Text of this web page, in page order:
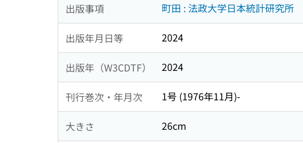
出版事項 町田 : 法政大学日本統計研究所
出版年月日等 2024
出版年（W3CDTF） 2024
刊行巻次・年月次 1号 (1976年11月)-
大きさ 26cm